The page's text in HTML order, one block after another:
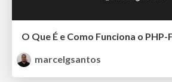
O Que É e Como Funciona o PHP-
marcelgsantos